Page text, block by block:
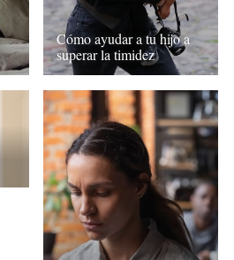
Cómo ayudar a tu hijo a
superar la timidez